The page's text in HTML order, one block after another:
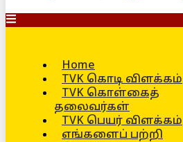
Home
TVK கொடி விளக்கம்
TVK கொள்கைத்
தலைவர்கள்
TVK பெயர் விளக்கம்
எங்களைப் பற்றி